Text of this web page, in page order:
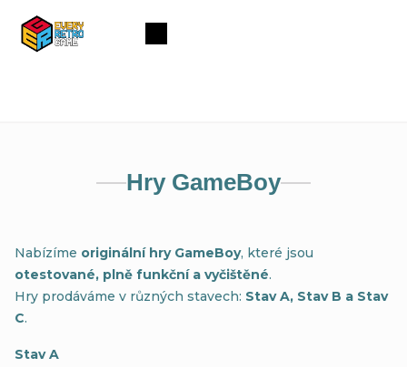
obsah
Nákupní
Hry GameBoy
Nabízíme originální hry GameBoy, které jsou
otestované, plně funkční a vyčištěné.
Hry prodáváme v různých stavech: Stav A, Stav B a Stav
C.
Stav A